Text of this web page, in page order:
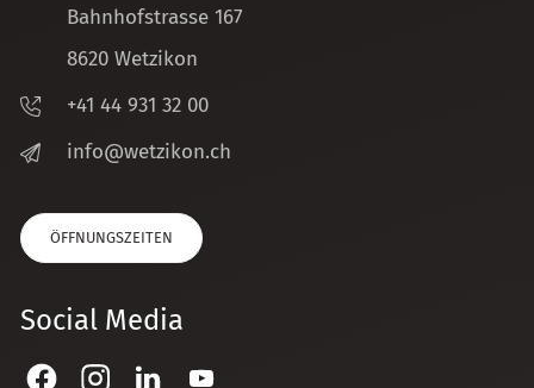
Bahnhofstrasse 167
8620 Wetzikon
+41 44 931 32 00
nf
w tz k n ch
ÖFFNUNGSZEITEN
Social Media